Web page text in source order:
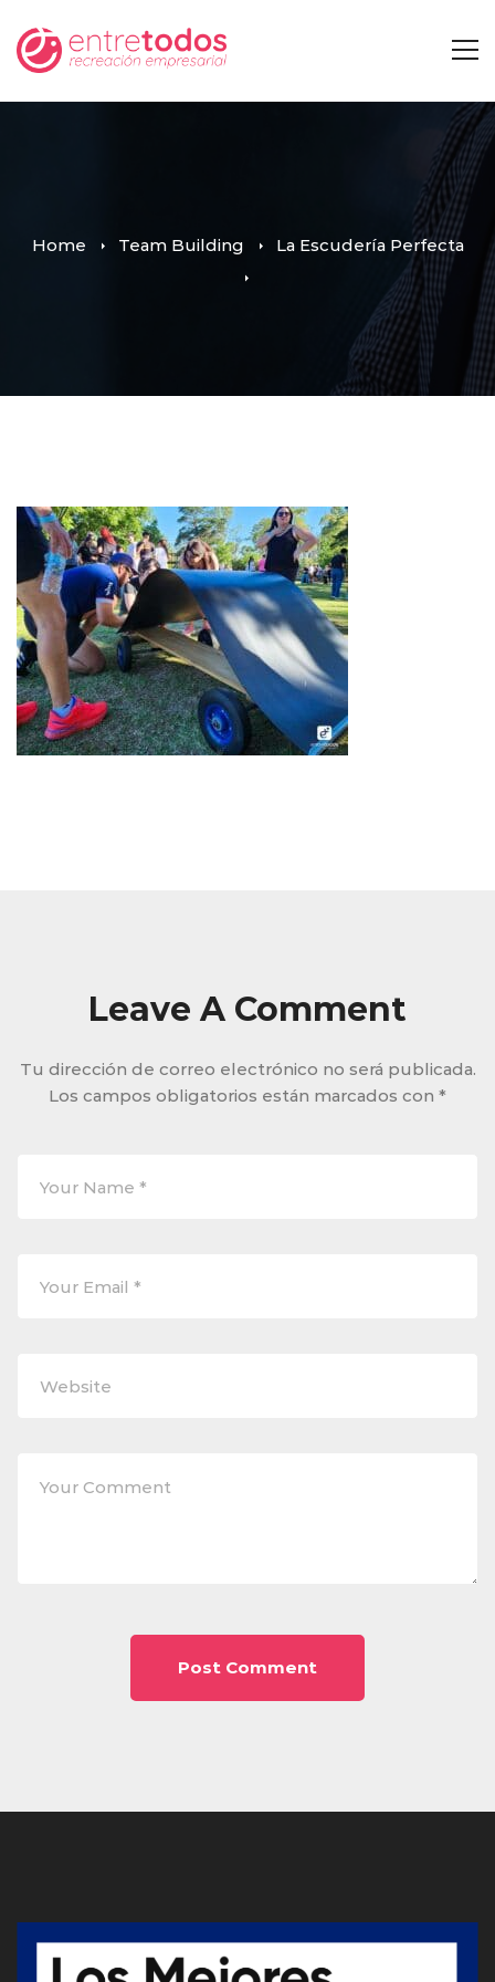
Home Team Building La Escudería Perfecta
Leave A Comment
Tu dirección de correo electrónico no será publicada.
Los campos obligatorios están marcados con *